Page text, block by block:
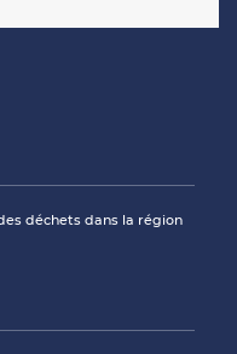
déchets dans la région